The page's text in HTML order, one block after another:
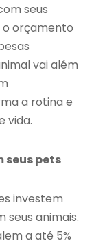
seus
o orçamento
vai além
a rotina e
vida.
seus pets
investem
seus animais.
a até 5%